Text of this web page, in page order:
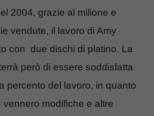
2004, grazie al milione e
vendute, il lavoro di Amy
con due dischi di platino. La
però di essere soddisfatta
percento del lavoro, in quanto
vennero modifiche e altre